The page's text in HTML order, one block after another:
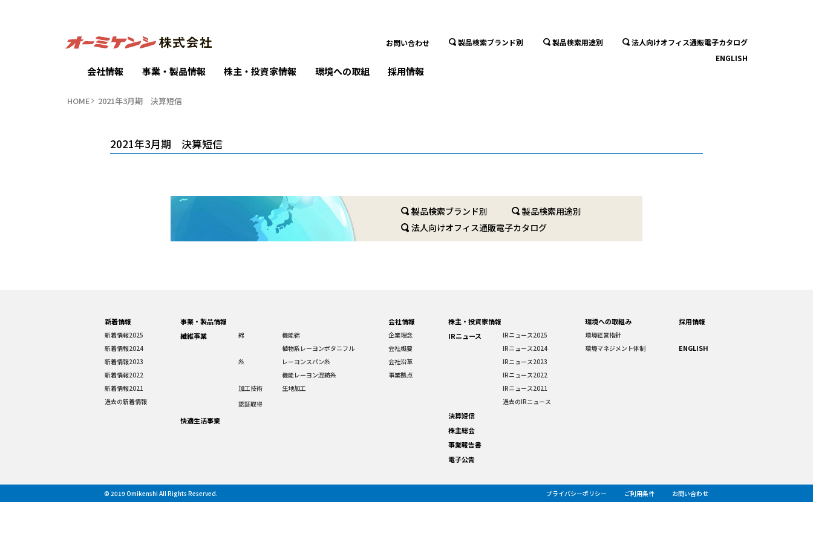
お問い合わせ 製品検索ブランド別 製品検索用途別
法人向けオフィス通販電子カタログ
ENGLISH
会社情報 事業・製品情報 株主・投資家情報 環境への取組 採用情報
HOME 2021年3月期 決算短信
2021年3月期 決算短信
製品検索ブランド別
製品検索用途別
法人向けオフィス通販電子カタログ
新着情報
新着情報2025
新着情報2024
新着情報2023
新着情報2022
新着情報2021
過去の新着情報
事業・製品情報
繊維事業
綿
機能綿
植物系レーヨンボタニフル
糸
レーヨンスパン糸
機能レーヨン混紡糸
加工技術
生地加工
認証取得
快適生活事業
会社情報
企業理念
会社概要
会社沿革
事業拠点
株主・投資家情報
IRニュース
IRニュース2025
IRニュース2024
IRニュース2023
IRニュース2022
IRニュース2021
過去のIRニュース
決算短信
株主総会
事業報告書
電子公告
環境への取組み
環境経営指針
環境マネジメント体制
採用情報
ENGLISH
プライバシーポリシー ご利用条件 お問い合わせ
© 2019 Omikenshi All Rights Reserved.